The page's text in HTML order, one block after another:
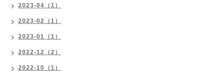
2023-04（1）
2023-02（1）
2023-01（1）
2022-12（2）
2022-10（1）